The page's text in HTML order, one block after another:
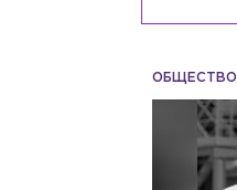
ОБЩЕСТВО